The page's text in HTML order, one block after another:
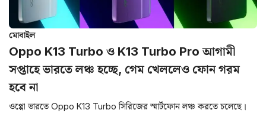
মোবাইল
Oppo K13 Turbo ও K13 Turbo Pro আগামী
সপ্তাহে ভারতে লঞ্চ হচ্ছে, গেম খেললেও ফোন গরম
হবে না
‌ওপ্পো ভারতে Oppo K13 Turbo সিরিজের স্মার্টফোন লঞ্চ করতে চলেছে।